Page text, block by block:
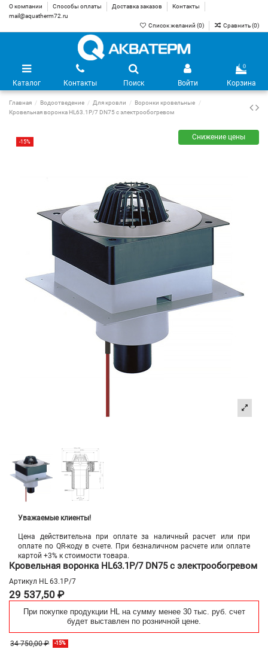
О компании Способы оплаты Доставка заказов
Контакты
mail@aquatherm72.ru
Список желаний (0) Сравнить (0)
Каталог Контакты Поиск Войти
0
Корзина
Главная Водоотведение Для кровли
Воронки кровельные
Кровельная воронка HL63.1P/7 DN75 с электрообогревом
-15%
Снижение цены
Уважаемые клиенты!
Цена действительна при оплате за наличный расчет или при
оплате по QR-коду в счете. При безналичном расчете или оплате
картой +3% к стоимости товара.
Кровельная воронка HL63.1P/7 DN75 с электрообогревом
Артикул HL 63.1P/7
29 537,50 ₽
При покупке продукции HL на сумму менее 30 тыс. руб. счет
будет выставлен по розничной цене.
34 750,00 ₽ -15%